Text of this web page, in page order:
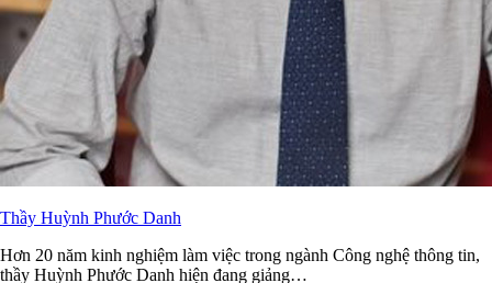
Thầy Huỳnh Phước Danh
Hơn 20 năm kinh nghiệm làm việc trong ngành Công nghệ thông tin,
thầy Huỳnh Phước Danh hiện đang giảng…